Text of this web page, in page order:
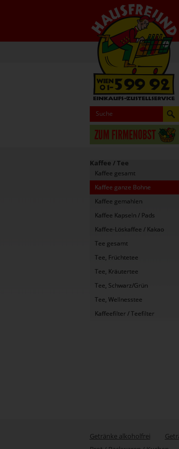
Kaffee / Tee
Kaffee gesamt
Kaffee ganze Bohne
Kaffee gemahlen
Kaffee Kapseln / Pads
Kaffee-Löskaffee / Kakao
Tee gesamt
Tee, Früchtetee
Tee, Kräutertee
Tee, Schwarz/Grün
Tee, Wellnesstee
Kaffeefilter / Teefilter
Getränke alkoholfrei